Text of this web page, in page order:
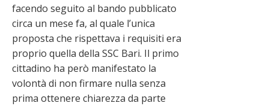
facendo seguito al bando pubblicato
circa un mese fa, al quale l’unica
proposta che rispettava i requisiti era
proprio quella della SSC Bari. Il primo
cittadino ha però manifestato la
volontà di non firmare nulla senza
prima ottenere chiarezza da parte